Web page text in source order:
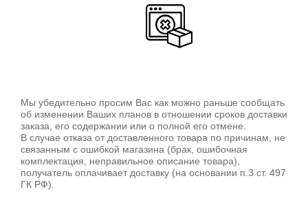
Мы убедительно просим Вас как можно раньше сообщать
об изменении Ваших планов в отношении сроков доставки
заказа, его содержании или о полной его отмене.
В случае отказа от доставленного товара по причинам, не
связанным с ошибкой магазина (брак, ошибочная
комплектация, неправильное описание товара),
получатель оплачивает доставку (на основании п.3 ст. 497
ГК РФ).